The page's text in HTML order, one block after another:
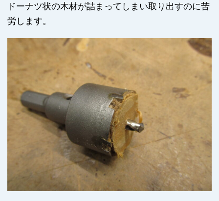
ドーナツ状の木材が詰まってしまい取り出すのに苦
労します。